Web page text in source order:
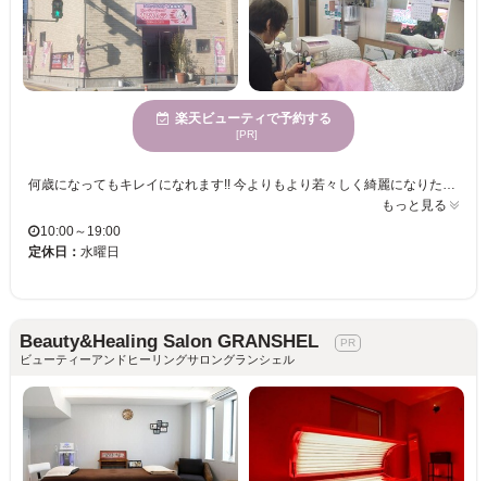
楽天ビューティで予約する
[PR]
何歳になってもキレイになれます!! 今よりもより若々しく綺麗になりたい貴女に、知識豊富なスタッフが優しくご指導いたします。 当店自慢の「ソニックエステ」は、お肌の疲れやくすみ・かさつき・毛穴の開き等のお悩みの他、黒ずみ・シミなどの諦めてしまいがちなお悩みにも大きな効果があります。 どうぞお試しください。 その他、各種化粧品多数取り揃えております。 貴女にあった化粧品で正しいスキンケアをし、さらにキレイに。 くつろげるベッドでリラックスして頂き、後はスタッフにお任せ下さい。 皮膚が弱い方に、自然派化粧品を使用した上で、お悩み改善のご指導をさせて頂いております。その他皮膚のトラブルにお悩みの方も、是非ご相談下さい。 取扱いメーカー ヒノキ肌粧品(石岡でカワムラだけ) ホワイトリリー(石岡でカワムラだけ) ソーノボーテア(石岡でカワムラだけ) スターオブザカラー(石岡でカワムラだけ) ハリウッドで40年以上愛用・日本でも映画・ドラマで使用 プレディア コーセー その他多数
もっと見る
10:00～19:00
定休日： 水曜日
Beauty&Healing Salon GRANSHEL
ビューティーアンドヒーリングサロングランシェル